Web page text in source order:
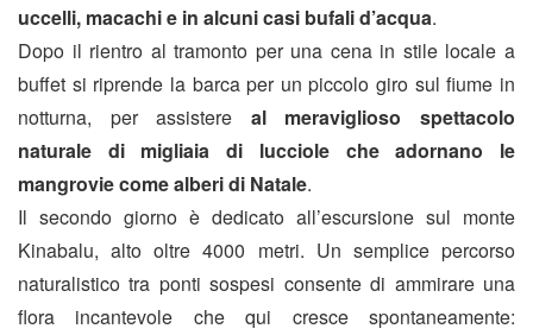
uccelli, macachi e in alcuni casi bufali d’acqua.
Dopo il rientro al tramonto per una cena in stile locale a
buffet si riprende la barca per un piccolo giro sul fiume in
notturna, per assistere al meraviglioso spettacolo
naturale di migliaia di lucciole che adornano le
mangrovie come alberi di Natale.
Il secondo giorno è dedicato all’escursione sul monte
Kinabalu, alto oltre 4000 metri. Un semplice percorso
naturalistico tra ponti sospesi consente di ammirare una
flora incantevole che qui cresce spontaneamente: